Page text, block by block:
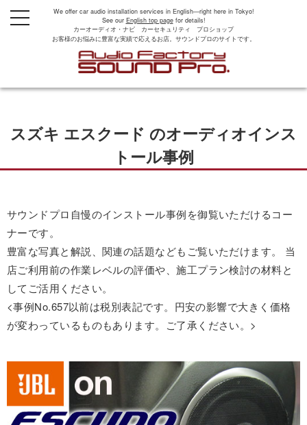
We offer car audio installation services in English—right here in Tokyo!
See our English top pagefor details!
カーオーディオ・ナビ カーセキュリティ プロショップ
お客様のお悩みに豊富な実績で応えるお店。サウンドプロのサイトです。
t
o
a
a
t
n
スズキ エスクード のオーディオインス
トール事例
サウンドプロ自慢のインストール事例を御覧いただけるコー
ナーです。
豊富な写真と解説、関連の話題などもご覧いただけます。 当
店ご利用前の作業レベルの評価や、施工プラン検討の材料と
してご活用ください。
<事例No.657以前は税別表記です。円安の影響で大きく価格
が変わっているものもあります。ご了承ください。>